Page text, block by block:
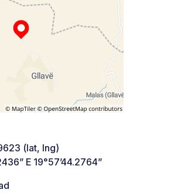
(lat, lng)
E 19°57’44.2764”